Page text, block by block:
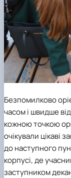
Безпомилково
часом і швидше
кожною точкою
очікували цікаві
до наступного
корпусі, де
заступником